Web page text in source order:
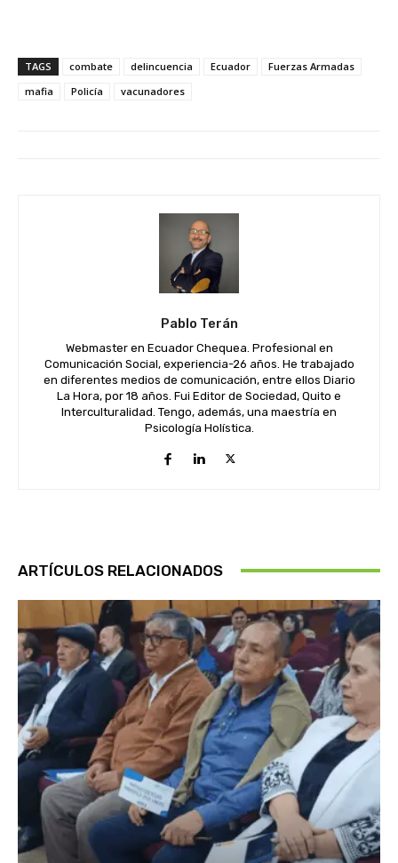
TAGS combate delincuencia Ecuador
Fuerzas Armadas
mafia
Policía vacunadores
Pablo Terán
Webmaster en Ecuador Chequea. Profesional en
Comunicación Social, experiencia-26 años. He trabajado
en diferentes medios de comunicación, entre ellos Diario
La Hora, por 18 años. Fui Editor de Sociedad, Quito e
Interculturalidad. Tengo, además, una maestría en
Psicología Holística.
ARTÍCULOS RELACIONADOS